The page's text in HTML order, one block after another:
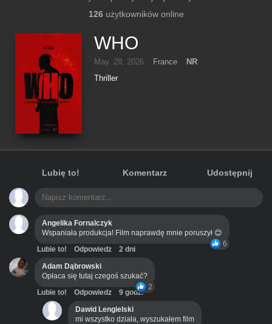
126użytkowników online
WHO
May. 28, 2026 France
NR
Thriller
Lubię to! Komentarz Udostępnij
Angelika Fornalczyk
Wspaniała produkcja! Film naprawdę mnie poruszył 😊
6
Lubie to! Odpowiedz
2 dni
Adam Dąbrowski
Opłaca się tutaj czegoś szukać?
2
Lubie to! Odpowiedz
9 godz.
Dawid Lengielski
mi wszystko działa, wyszukałem film